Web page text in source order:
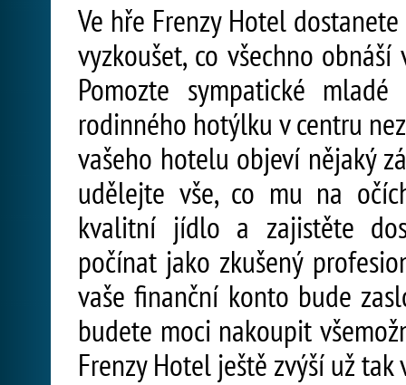
Ve hře Frenzy Hotel
vyzkoušet, co všechno
Pomozte sympatické
rodinného hotýlku v centru
vašeho hotelu objeví nějaký
udělejte vše, co mu na
kvalitní jídlo a zajistěte
počínat jako zkušený
vaše finanční konto bude
budete moci nakoupit
Frenzy Hotel ještě zvýší už